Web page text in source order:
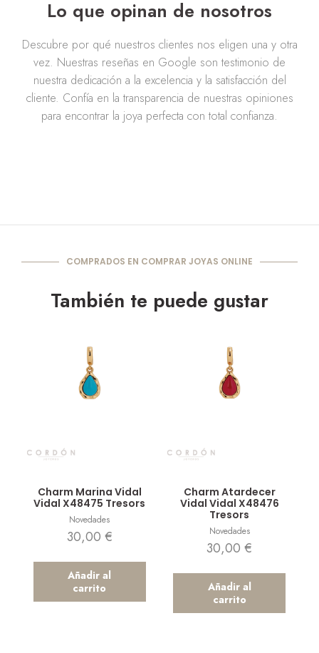
Lo que opinan de nosotros
Descubre por qué nuestros clientes nos eligen una y otra
vez. Nuestras reseñas en Google son testimonio de
nuestra dedicación a la excelencia y la satisfacción del
cliente. Confía en la transparencia de nuestras opiniones
para encontrar la joya perfecta con total confianza.
COMPRADOS EN COMPRAR JOYAS ONLINE
También te puede gustar
Charm Marina Vidal
Vidal X48475 Tresors
Novedades
30,00 €
Añadir al
carrito
Charm Atardecer
Vidal Vidal X48476
Tresors
Novedades
30,00€
Añadir al
carrito